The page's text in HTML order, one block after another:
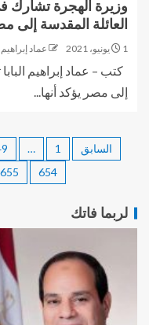
وزيرة الهجرة تشارك في
العائلة المقدسة إلى
1 يونيو، 2021 عماد إبراهيم
كتب – عماد إبراهيم
إلى مصر يؤكد أنها...
السابق 1
…
654
655
لربما فاتك